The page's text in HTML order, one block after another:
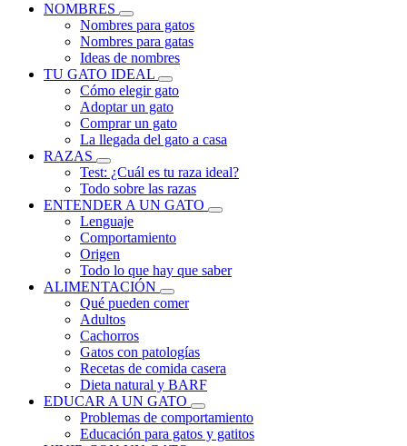
NOMBRES
Nombres para gatos
Nombres para gatas
Ideas de nombres
TU GATO IDEAL
Cómo elegir gato
Adoptar un gato
Comprar un gato
La llegada del gato a casa
RAZAS
Test: ¿Cuál es tu raza ideal?
Todo sobre las razas
ENTENDER A UN GATO
Lenguaje
Comportamiento
Origen
Todo lo que hay que saber
ALIMENTACIÓN
Qué pueden comer
Adultos
Cachorros
Gatos con patologías
Recetas de comida casera
Dieta natural y BARF
EDUCAR A UN GATO
Problemas de comportamiento
Educación para gatos y gatitos